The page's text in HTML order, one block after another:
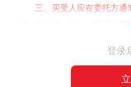
三 、 买受人应在委托方通
将标的物清运完毕。现场拉
磅前全部自行清理完毕，过磅
登录